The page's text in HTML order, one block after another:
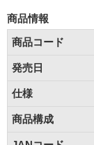
商品情報
商品コード
発売日
仕様
商品構成